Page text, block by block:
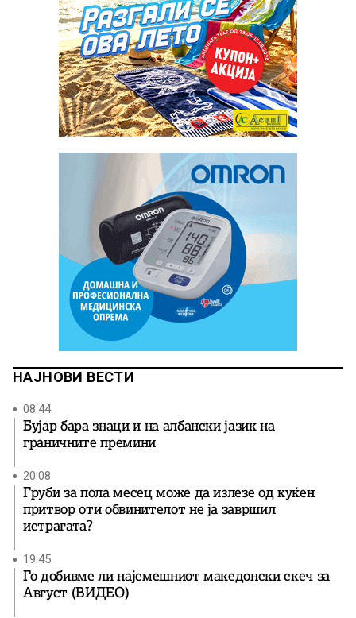
НАЈНОВИ ВЕСТИ
08:44
Бујар бара знаци и на албански јазик на
граничните премини
20:08
Груби за пола месец може да излезе од куќен
притвор оти обвинителот не ја завршил
истрагата?
19:45
Го добивме ли најсмешниот македонски скеч за
Август (ВИДЕО)